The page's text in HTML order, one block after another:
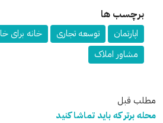
برچسب ها
اپارتمان توسعه تجاری خانه برای
مشاور املاک
مطلب قبل
محله برتر که باید تماشا کنید